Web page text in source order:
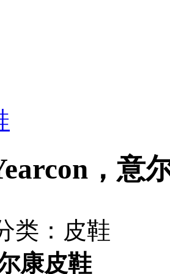
，意
类：皮鞋
康皮鞋